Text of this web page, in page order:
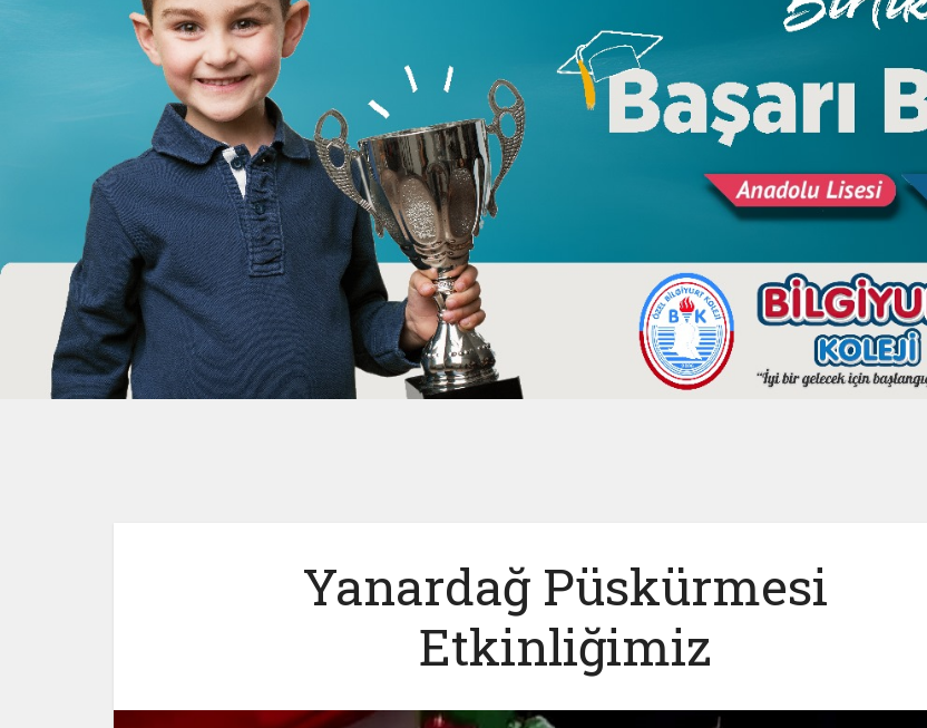
Yanardağ Püskürmesi
Etkinliğimiz